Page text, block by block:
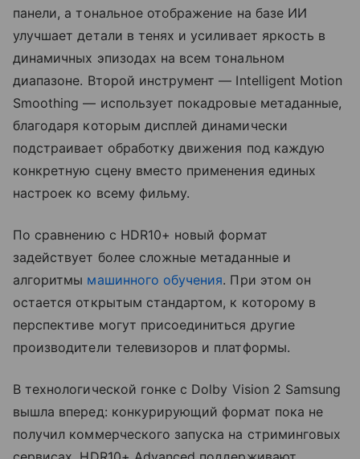
панели, а тональное отображение на базе ИИ
улучшает детали в тенях и усиливает яркость в
динамичных эпизодах на всем тональном
диапазоне. Второй инструмент — Intelligent Motion
Smoothing — использует покадровые метаданные,
благодаря которым дисплей динамически
подстраивает обработку движения под каждую
конкретную сцену вместо применения единых
настроек ко всему фильму.
По сравнению с HDR10+ новый формат
задействует более сложные метаданные и
алгоритмы машинного обучения. При этом он
остается открытым стандартом, к которому в
перспективе могут присоединиться другие
производители телевизоров и платформы.
В технологической гонке с Dolby Vision 2 Samsung
вышла вперед: конкурирующий формат пока не
получил коммерческого запуска на стриминговых